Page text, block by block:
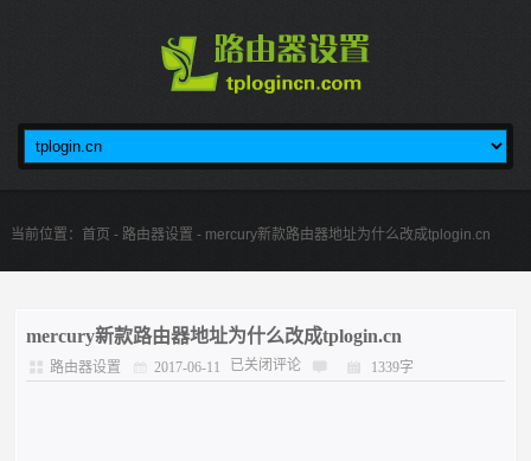
当前位置： 首页 - 路由器设置 - mercury新款路由器地址为什么改成tplogin.cn
mercury新款路由器地址为什么改成tplogin.cn
路由器设置 2017-06-11 已关闭评论 1339字